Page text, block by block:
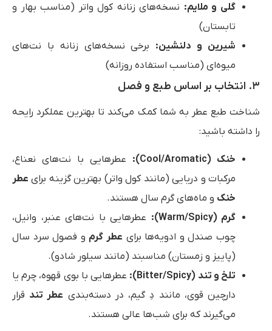
گلی و ملایم: نسخه‌های زنانه کول واتر (مناسب بهار و
تابستان)
شیرین و دلنشین: برخی نسخه‌های زنانه با نت‌های
میوه‌ای (مناسب استفاده روزانه)
۳. انتخاب بر اساس طبع و فصل
شناخت طبع عطر به شما کمک می‌کند تا بهترین عملکرد رایحه
را داشته باشید:
خنک (Cool/Aromatic):
عطرهایی با نت‌های نعناع،
مرکبات و دریایی (مانند کول واتر) بهترین گزینه برای عطر
خنک و ماه‌های گرم سال هستند.
گرم (Warm/Spicy):
عطرهایی با نت‌های عنبر، وانیل،
چوب صندل و ادویه‌ها برای عطر گرم و فصول سرد سال
(پاییز و زمستان) مناسبند (مانند سیلور شادو).
تلخ و تند (Bitter/Spicy):
عطرهایی با بوی قهوه، چرم یا
دارچین قوی، مانند دِ گیم، در دسته‌بندی عطر تند قرار
می‌گیرند که برای شب‌ها عالی هستند.